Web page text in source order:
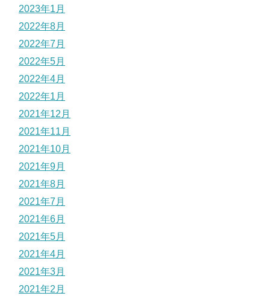
2023年1月
2022年8月
2022年7月
2022年5月
2022年4月
2022年1月
2021年12月
2021年11月
2021年10月
2021年9月
2021年8月
2021年7月
2021年6月
2021年5月
2021年4月
2021年3月
2021年2月